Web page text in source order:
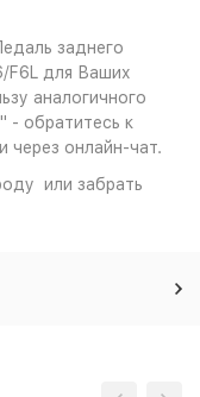
заднего
F6L для Ваших
аналогичного
- обратитесь к
через онлайн-чат.
или забрать